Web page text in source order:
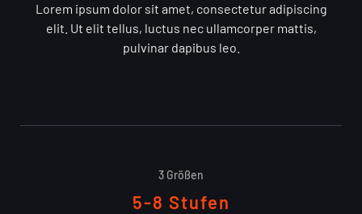
Lorem ipsum dolor sit amet, consectetur adipiscing
elit. Ut elit tellus, luctus nec ullamcorper mattis,
pulvinar dapibus leo.
3 Größen
5-8 Stufen